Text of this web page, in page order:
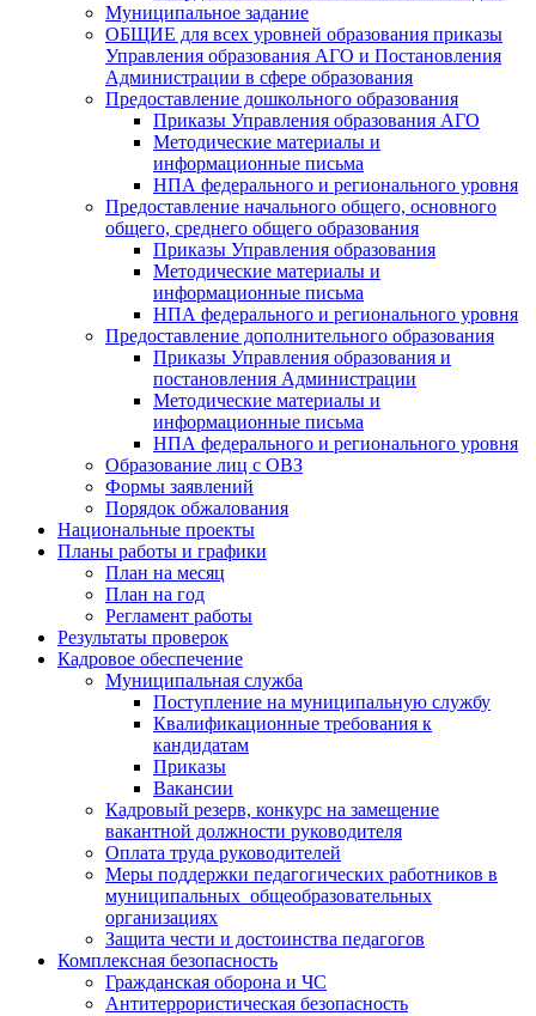
Муниципальное задание
ОБЩИЕ для всех уровней образования приказы
Управления образования АГО и Постановления
Администрации в сфере образования
Предоставление дошкольного образования
Приказы Управления образования АГО
Методические материалы и
информационные письма
НПА федерального и регионального уровня
Предоставление начального общего, основного
общего, среднего общего образования
Приказы Управления образования
Методические материалы и
информационные письма
НПА федерального и регионального уровня
Предоставление дополнительного образования
Приказы Управления образования и
постановления Администрации
Методические материалы и
информационные письма
НПА федерального и регионального уровня
Образование лиц с ОВЗ
Формы заявлений
Порядок обжалования
Национальные проекты
Планы работы и графики
План на месяц
План на год
Регламент работы
Результаты проверок
Кадровое обеспечение
Муниципальная служба
Поступление на муниципальную службу
Квалификационные требования к
кандидатам
Приказы
Вакансии
Кадровый резерв, конкурс на замещение
вакантной должности руководителя
Оплата труда руководителей
Меры поддержки педагогических работников в
муниципальных общеобразовательных
организациях
Защита чести и достоинства педагогов
Комплексная безопасность
Гражданская оборона и ЧС
Антитеррористическая безопасность